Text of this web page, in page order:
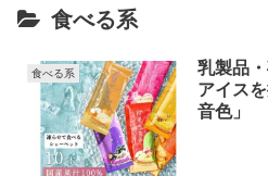
食べる系
食べる系
乳製品
アイス
音色」